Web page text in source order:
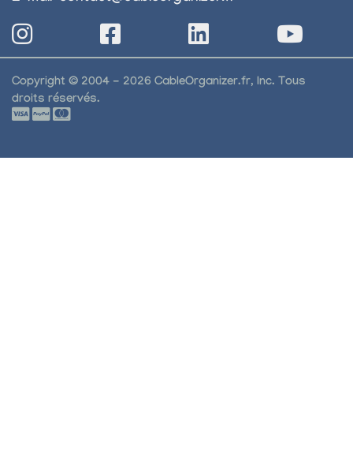
Copyright © 2004 - 2026 CableOrganizer.fr, Inc. Tous
droits réservés.